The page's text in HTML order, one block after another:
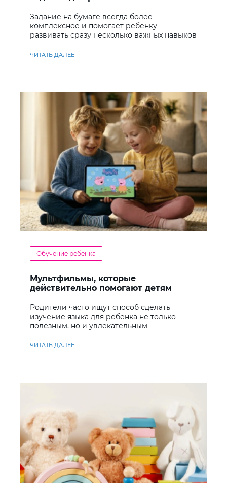
Задание на бумаге всегда более
комплексное и помогает ребенку
развивать сразу несколько важных навыков
ЧИТАТЬ ДАЛЕЕ
Обучение ребенка
Мультфильмы, которые
действительно помогают детям
Родители часто ищут способ сделать
изучение языка для ребёнка не только
полезным, но и увлекательным
ЧИТАТЬ ДАЛЕЕ